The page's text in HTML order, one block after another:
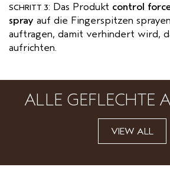
SCHRITT 3: Das Produkt control
spray auf die Fingerspitzen
auftragen, damit verhindert wird,
aufrichten.
ALLE GEFLECHTE
VIEW ALL